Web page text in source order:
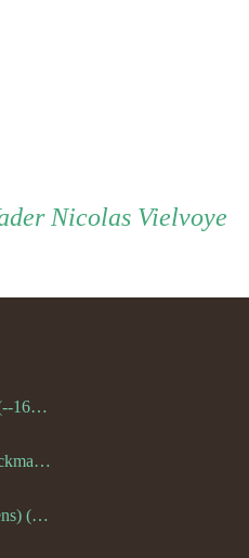
Vader
Nicolas Vielvoye
Lijsbet / Lijsie Bassant (--1687)
Trijntge Jaecqman / Jaackman (--1651)
Barber Martens (Maertens) (--1658)